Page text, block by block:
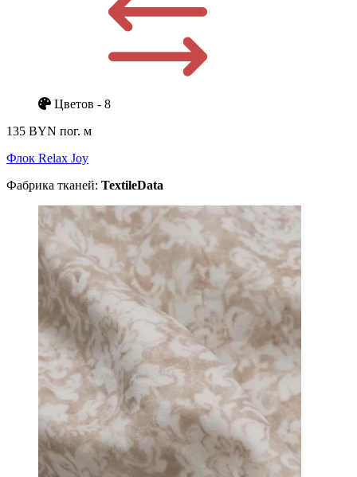
Цветов - 8
135 BYN пог. м
Флок Relax Joy
Фабрика тканей: TextileData